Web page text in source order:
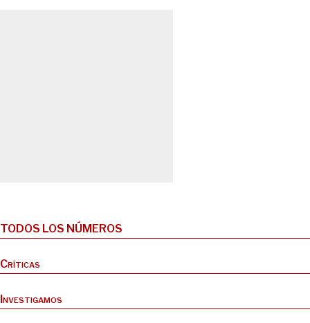
TODOS LOS NÚMEROS
Críticas
Investigamos